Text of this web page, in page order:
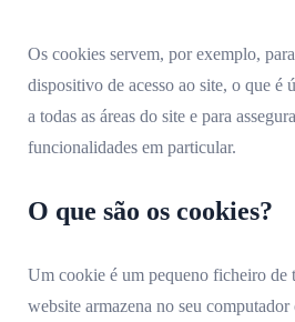
Os cookies servem, por exemplo,
dispositivo de acesso ao site, o que é
a todas as áreas do site e para
funcionalidades em particular.
O que são os cookies?
Um cookie é um pequeno ficheiro de
website armazena no seu